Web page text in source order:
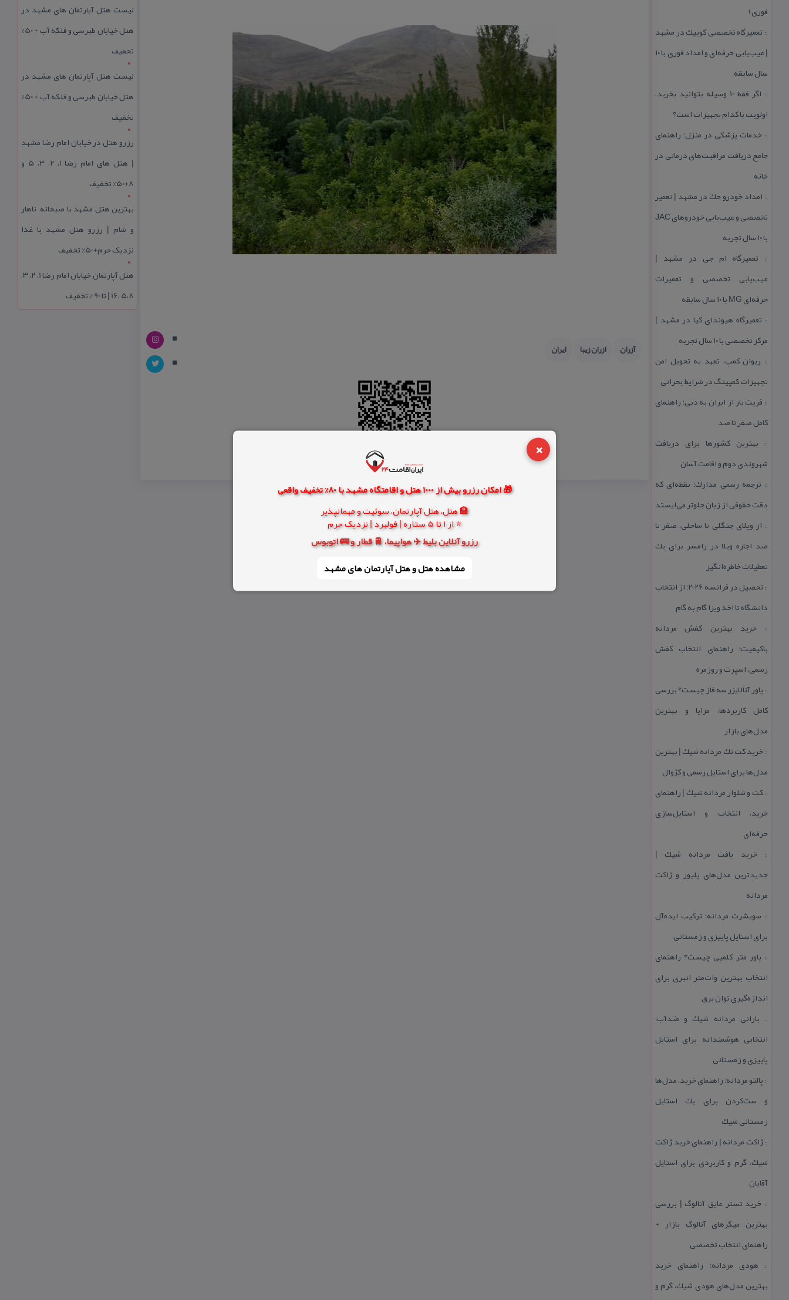
×
🎁 امکان رزرو بیش از 1000 هتل و اقامتگاه مشهد با 80% تخفیف واقعی
🏨 هتل، هتل آپارتمان، سوئیت و مهمانپذیر
⭐ از 1 تا 5 ستاره | فولبرد | نزدیک حرم
رزرو آنلاین بلیط ✈️ هواپیما، 🚆 قطار و 🚌 اتوبوس
مشاهده هتل و هتل‌ آپارتمان های مشهد
فوری)
:: تعمیرگاه تخصصی كوییك در مشهد
| عیب‌یابی حرفه‌ای و امداد فوری با ۱۰
سال سابقه
::
اگر فقط 10 وسیله بتوانید بخرید،
اولویت با كدام تجهیزات است؟
:: خدمات پزشكی در منزل؛ راهنمای
جامع دریافت مراقبت‌های درمانی در
خانه
:: امداد خودرو جك در مشهد | تعمیر
تخصصی و عیب‌یابی خودروهای JAC
با ۱۰ سال تجربه
:: تعمیرگاه ام جی در مشهد |
عیب‌یابی تخصصی و تعمیرات
حرفه‌ای MG با ۱۰ سال سابقه
:: تعمیرگاه هیوندای كیا در مشهد |
مركز تخصصی با ۱۰ سال تجربه
:: ریوان كمپ، تعهد به تحویل امن
تجهیزات كمپینگ در شرایط بحرانی
:: فریت بار از ایران به دبی؛ راهنمای
كامل صفر تا صد
:: بهترین كشورها برای دریافت
شهروندی دوم و اقامت آسان
:: ترجمه رسمی مدارك؛ نقطه‌ای كه
دقت حقوقی از زبان جلوتر می‌ایستد
:: از ویلای جنگلی تا ساحلی، صفر تا
صد اجاره ویلا در رامسر برای یك
تعطیلات خاطره‌انگیز
::
تحصیل در فرانسه 2026؛ از انتخاب
دانشگاه تا اخذ ویزا گام به گام
::خرید بهترین كفش مردانه
باكیفیت؛ راهنمای انتخاب كفش
رسمی، اسپرت و روزمره
:: پاور آنالایزر سه فاز چیست؟ بررسی
كامل كاربردها، مزایا و بهترین
مدل‌های بازار
::خرید كت تك مردانه شیك | بهترین
مدل‌ها برای استایل رسمی و كژوال
::كت و شلوار مردانه شیك | راهنمای
خرید، انتخاب و استایل‌سازی
حرفه‌ای
::خرید بافت مردانه شیك |
جدیدترین مدل‌های پلیور و ژاكت
مردانه
:: سویشرت مردانه؛ تركیب ایده‌آل
برای استایل پاییزی و زمستانی
:: پاور متر كلمپی چیست؟ راهنمای
انتخاب بهترین وات‌متر انبری برای
اندازه‌گیری توان برق
:: بارانی مردانه شیك و ضدآب؛
انتخابی هوشمندانه برای استایل
پاییزی و زمستانی
:: پالتو مردانه؛ راهنمای خرید، مدل‌ها
و ست‌كردن برای یك استایل
زمستانی شیك
::ژاكت مردانه | راهنمای خرید ژاكت
شیك، گرم و كاربردی برای استایل
آقایان
:: خرید تستر عایق آنالوگ | بررسی
بهترین میگرهای آنالوگ بازار +
راهنمای انتخاب تخصصی
:: هودی مردانه؛ راهنمای خرید
بهترین مدل‌های هودی شیك، گرم و
آزران ازران زیبا ایران
لیست هتل آپارتمان های مشهد در
هتل خیابان طبرسی و فلکه آب + 50%
تخفیف
لیست هتل آپارتمان های مشهد در
هتل خیابان طبرسی و فلکه آب + 50%
تخفیف
رزرو هتل در خیابان امام رضا مشهد
| هتل‌ های امام رضا 1، 2، 3، 5 و
8+50% تخفیف
بهترین هتل مشهد با صبحانه، ناهار
و شام | رزرو هتل مشهد با غذا
نزدیک حرم+50% تخفیف
هتل آپارتمان خیابان امام رضا 1، 2، 3،
5،8 ،16 | تا 90 % تخفیف